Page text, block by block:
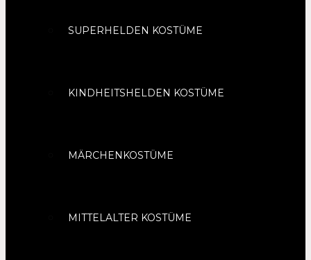
SUPERHELDEN KOSTÜME
KINDHEITSHELDEN KOSTÜME
MÄRCHENKOSTÜME
MITTELALTER KOSTÜME